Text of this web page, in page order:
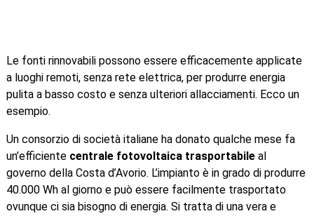
Le fonti rinnovabili possono essere efficacemente applicate
a luoghi remoti, senza rete elettrica, per produrre energia
pulita a basso costo e senza ulteriori allacciamenti. Ecco un
esempio.
Un consorzio di società italiane ha donato qualche mese fa
un’efficiente centrale fotovoltaica trasportabileal
governo della Costa d’Avorio. L’impianto è in grado di produrre
40.000 Wh al giorno e può essere facilmente trasportato
ovunque ci sia bisogno di energia. Si tratta di una vera e